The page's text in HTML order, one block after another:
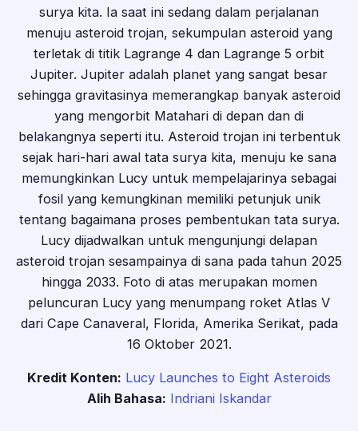
surya kita. Ia saat ini sedang dalam perjalanan
menuju asteroid trojan, sekumpulan asteroid yang
terletak di titik Lagrange 4 dan Lagrange 5 orbit
Jupiter. Jupiter adalah planet yang sangat besar
sehingga gravitasinya memerangkap banyak asteroid
yang mengorbit Matahari di depan dan di
belakangnya seperti itu. Asteroid trojan ini terbentuk
sejak hari-hari awal tata surya kita, menuju ke sana
memungkinkan Lucy untuk mempelajarinya sebagai
fosil yang kemungkinan memiliki petunjuk unik
tentang bagaimana proses pembentukan tata surya.
Lucy dijadwalkan untuk mengunjungi delapan
asteroid trojan sesampainya di sana pada tahun 2025
hingga 2033. Foto di atas merupakan momen
peluncuran Lucy yang menumpang roket Atlas V
dari Cape Canaveral, Florida, Amerika Serikat, pada
16 Oktober 2021.
Kredit Konten: Lucy Launches to Eight Asteroids
Alih Bahasa: Indriani Iskandar